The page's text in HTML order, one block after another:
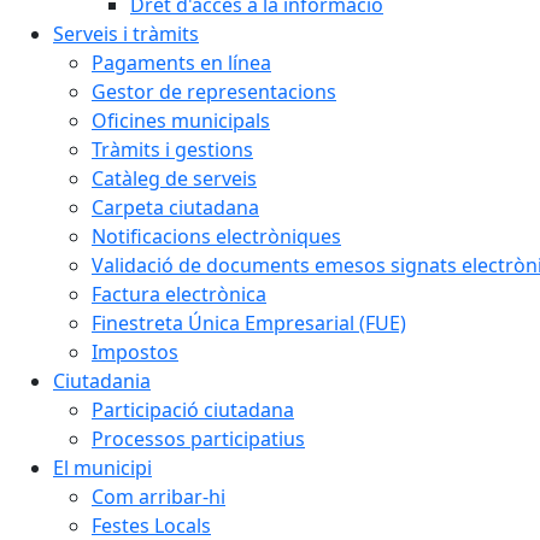
Serveis i tràmits
Pagaments en línea
Gestor de representacions
Oficines municipals
Tràmits i gestions
Catàleg de serveis
Carpeta ciutadana
Notificacions electròniques
Validació de documents emesos signats
Factura electrònica
Finestreta Única Empresarial (FUE)
Impostos
Ciutadania
Participació ciutadana
Processos participatius
El municipi
Com arribar-hi
Festes Locals